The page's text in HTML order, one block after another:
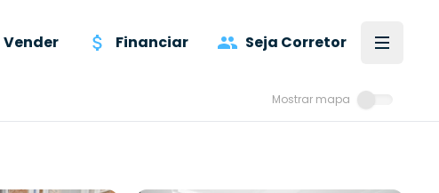
Vender Financiar Seja Corretor
Mostrar mapa